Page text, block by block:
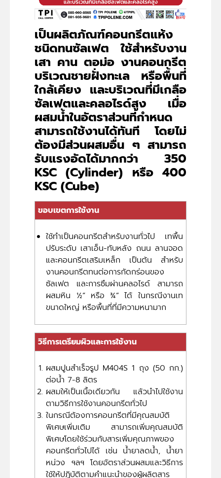
เป็นผลิตภัณฑ์คอนกรีตแห้ง
ชนิดทนซัลเฟต ใช้สำหรับงาน
เสา คาน ตอม่อ งานคอนกรีต
บริเวณชายฝั่งทะเล หรือพื้นที่
ใกล้เคียง และบริเวณที่มีเกลือ
ซัลเฟตและคลอไรด์สูง เมื่อ
ผสมน้ำในอัตราส่วนที่กำหนด
สามารถใช้งานได้ทันที โดยไม่
ต้องมีส่วนผสมอื่น ๆ สามารถ
รับแรงอัดได้มากกว่า 350
KSC (Cylinder) หรือ 400
KSC (Cube)
ขอบเขตการใช้งาน
ใช้ทำเป็นคอนกรีตสำหรับงานทั่วไป เทพื้น
ปรับระดับ เสาเอ็น-ทับหลัง ถนน ลานจอด
และคอนกรีตเสริมเหล็ก เป็นต้น สำหรับ
งานคอนกรีตทนต่อการกัดกร่อนของ
ซัลเฟต และการซึมผ่านคลอไรด์ สามารถ
ผสมหิน ½” หรือ ¾” ได้ ในกรณีงานเท
ขนาดใหญ่ หรือพื้นที่ที่มีความหนามาก
วิธีการเตรียมผิวและการใช้งาน
ผสมปูนสำเร็จรูป M404S 1 ถุง (50 กก.)
ต่อน้ำ 7-8 ลิตร
ผสมให้เป็นเนื้อเดียวกัน แล้วนำไปใช้งาน
ตามวิธีการใช้งานคอนกรีตทั่วไป
ในกรณีต้องการคอนกรีตที่มีคุณสมบัติ
พิเศษเพิ่มเติม สามารถเพิ่มคุณสมบัติ
พิเศษโดยใช้ร่วมกับสารเพิ่มคุณภาพของ
คอนกรีตทั่วไปได้ เช่น น้ำยาลดน้ำ, น้ำยา
หน่วง ฯลฯ โดยอัตราส่วนผสมและวิธีการ
ใช้ให้ปฏิบัติตามคำแนะนำของผู้ผลิตสาร